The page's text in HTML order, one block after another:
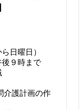
日曜日）
９時まで
護計画の作